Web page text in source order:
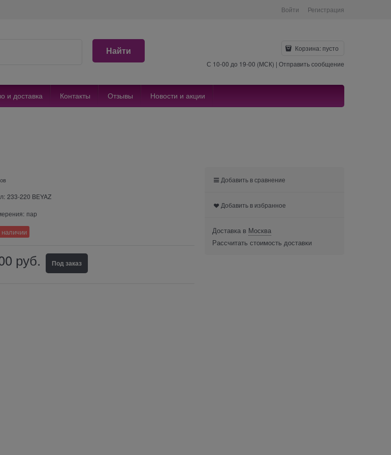
Войти Регистрация
Найти Корзина: пусто
С 10-00 до 19-00 (МСК) | Отправить сообщение
и доставка Контакты Отзывы Новости и акции
233-220 BEYAZ
пар
руб. Под заказ
Добавить в сравнение
Добавить в избранное
Доставка в Москва
Рассчитать стоимость доставки